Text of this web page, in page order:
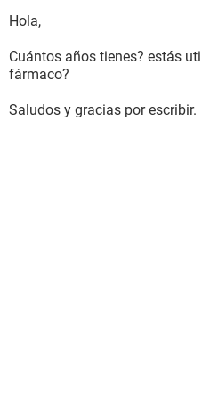
Hola,
Cuántos años tienes? estás
fármaco?
Saludos y gracias por escribir.